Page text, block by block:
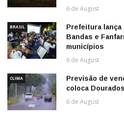
6 de August
BRASIL
Prefeitura lança
Bandas e
municípios
6 de August
CLIMA
Previsão de
coloca
6 de August